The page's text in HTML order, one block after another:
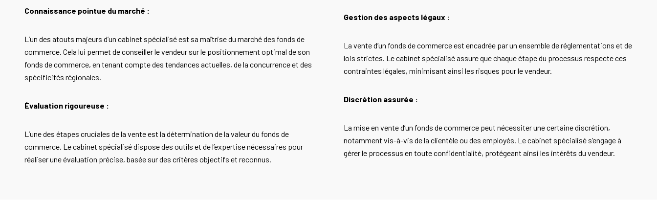
Connaissance pointue du marché :
L’un des atouts majeurs d’un cabinet spécialisé est sa maîtrise du marché des fonds de
commerce. Cela lui permet de conseiller le vendeur sur le positionnement optimal de son
fonds de commerce, en tenant compte des tendances actuelles, de la concurrence et des
spécificités régionales.
Évaluation rigoureuse :
L’une des étapes cruciales de la vente est la détermination de la valeur du fonds de
commerce. Le cabinet spécialisé dispose des outils et de l’expertise nécessaires pour
réaliser une évaluation précise, basée sur des critères objectifs et reconnus.
Gestion des aspects légaux :
La vente d’un fonds de commerce est encadrée par un ensemble de réglementations et de
lois strictes. Le cabinet spécialisé assure que chaque étape du processus respecte ces
contraintes légales, minimisant ainsi les risques pour le vendeur.
Discrétion assurée :
La mise en vente d’un fonds de commerce peut nécessiter une certaine discrétion,
notamment vis-à-vis de la clientèle ou des employés. Le cabinet spécialisé s’engage à
gérer le processus en toute confidentialité, protégeant ainsi les intérêts du vendeur.